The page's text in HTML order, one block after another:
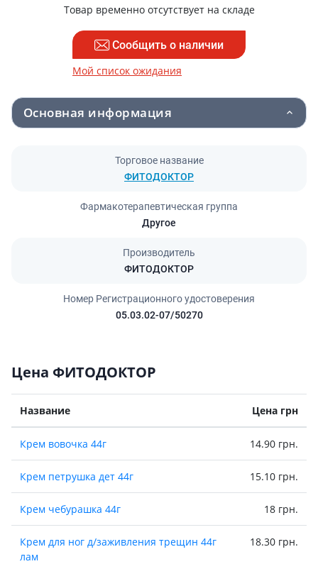
Товар временно отсутствует на складе
Сообщить о наличии
Мой список ожидания
Основная информация
Торговое название
ФИТОДОКТОР
Фармакотерапевтическая группа
Другое
Производитель
ФИТОДОКТОР
Номер Регистрационного удостоверения
05.03.02-07/50270
Цена ФИТОДОКТОР
Название Цена грн
Крем вовочка 44г 14.90 грн.
Крем петрушка дет 44г 15.10 грн.
Крем чебурашка 44г 18 грн.
Крем для ног д/заживления трещин 44г
лам
18.30 грн.